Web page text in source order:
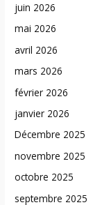
juin 2026
mai 2026
avril 2026
mars 2026
février 2026
janvier 2026
Décembre 2025
novembre 2025
octobre 2025
septembre 2025